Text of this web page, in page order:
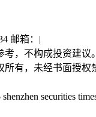
邮箱： |
考，不构成投资建议
所有，未经书面授权
securities